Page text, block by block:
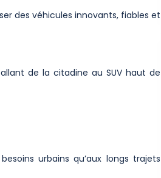
des véhicules innovants, fiables et
de la citadine au SUV haut de
urbains qu’aux longs trajets